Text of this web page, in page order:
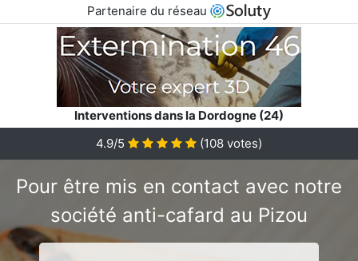
Partenaire du réseau
Interventions dans la Dordogne (24)
4.9/5
(108 votes)
Pour être mis en contact avec notre
société anti-cafard au Pizou